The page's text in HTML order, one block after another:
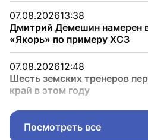
07.08.202613:38
Дмитрий Демешин намерен
«Якорь» по примеру ХСЗ
07.08.202612:48
Шесть земских тренеров
край в этом году
Посмотреть все